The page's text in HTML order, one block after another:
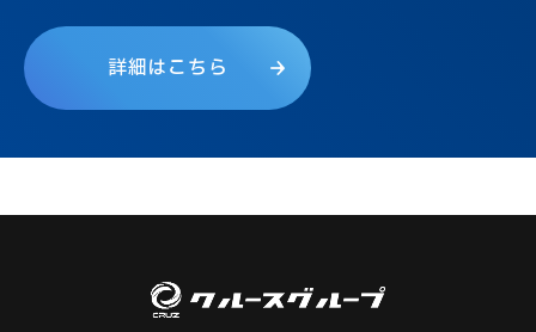
詳細はこち ら